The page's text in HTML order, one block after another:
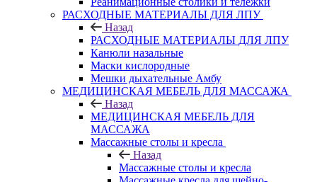
РАСХОДНЫЕ МАТЕРИАЛЫ ДЛЯ ЛПУ
Назад
РАСХОДНЫЕ МАТЕРИАЛЫ ДЛЯ ЛПУ
Канюли назальные
Маски кислородные
Мешки дыхательные Амбу
МЕДИЦИНСКАЯ МЕБЕЛЬ ДЛЯ МАССАЖА
Назад
МЕДИЦИНСКАЯ МЕБЕЛЬ ДЛЯ
МАССАЖА
Массажные столы и кресла
Назад
Массажные столы и кресла